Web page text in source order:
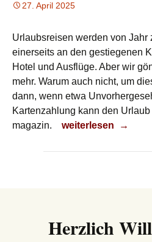
27. April 2025
Urlaubsreisen werden von Jahr
einerseits an den gestiegenen
Hotel und Ausflüge. Aber wir
mehr. Warum auch nicht, um
dann, wenn etwa
Kartenzahlung kann den
magazin.
Sicher Reisen
weiterlesen →
Herzlich